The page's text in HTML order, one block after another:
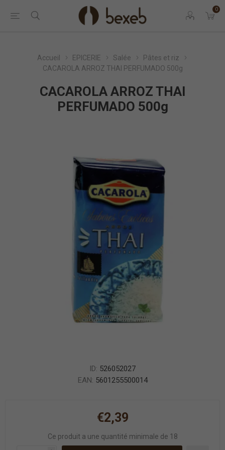
0
Accueil EPICERIE Salée
Pâtes et riz
CACAROLA ARROZ THAI PERFUMADO 500g
CACAROLA ARROZ THAI
PERFUMADO 500g
ID: 526052027
EAN: 5601255500014
€2,39
Ce produit a une quantité minimale de 18